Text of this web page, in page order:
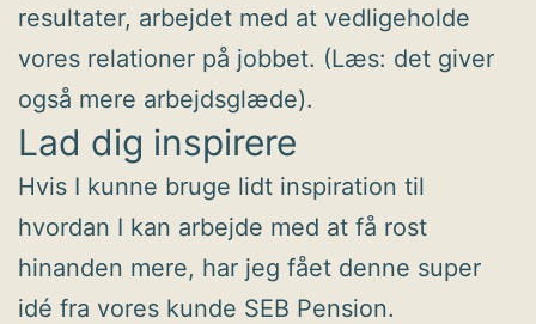
resultater, arbejdet med at vedligeholde
vores relationer på jobbet. (Læs: det giver
også mere arbejdsglæde).
Lad dig inspirere
Hvis I kunne bruge lidt inspiration til
hvordan I kan arbejde med at få rost
hinanden mere, har jeg fået denne super
idé fra vores kunde SEB Pension.